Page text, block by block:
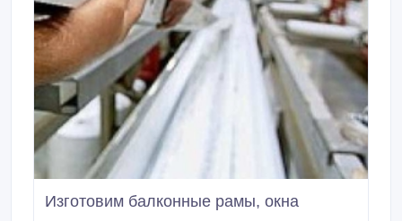
Изготовим балконные рамы, окна